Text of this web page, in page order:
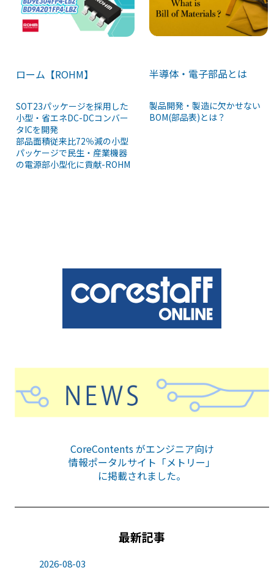
ローム【ROHM】
SOT23パッケージを採用した
小型・省エネDC-DCコンバー
タICを開発
部品面積従来比72％減の小型
パッケージで民生・産業機器
の電源部小型化に貢献-ROHM
半導体・電子部品とは
製品開発・製造に欠かせない
BOM(部品表)とは？
CoreContents がエンジニア向け
情報ポータルサイト「メトリー」
に掲載されました。
最新記事
2026-08-03